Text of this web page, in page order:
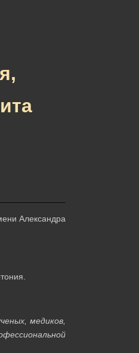
Александра
медиков,